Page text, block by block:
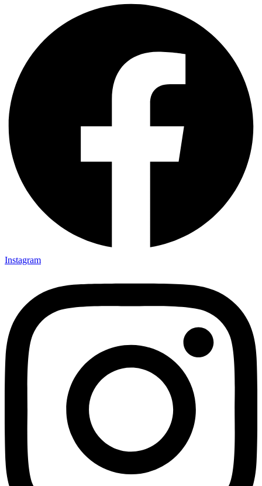
Instagram